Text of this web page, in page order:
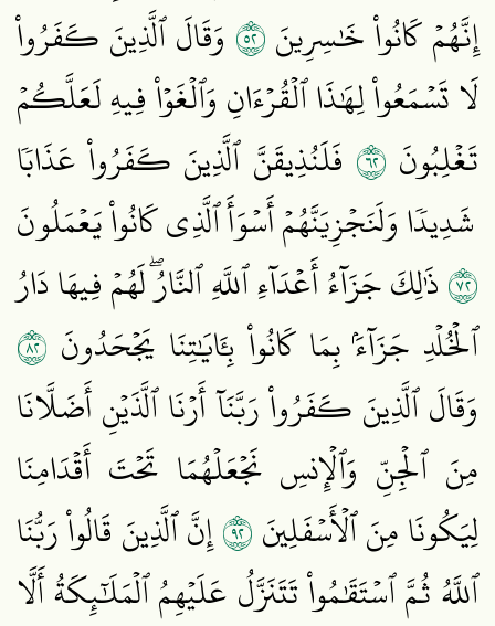
إِنَّهُمۡ كَانُواْ خَٰسِرِينَ٢٥ وَقَالَ ٱلَّذِينَ كَفَرُواْ
لَا تَسۡمَعُواْ لِهَٰذَا ٱلۡقُرۡءَانِ وَٱلۡغَوۡاْ فِيهِ لَعَلَّكُمۡ
تَغۡلِبُونَ ٢٦ فَلَنُذِيقَنَّ ٱلَّذِينَ كَفَرُواْ عَذَابٗا
شَدِيدٗا وَلَنَجۡزِيَنَّهُمۡ أَسۡوَأَ ٱلَّذِي كَانُواْ يَعۡمَلُونَ
٢٧ذَٰلِكَ جَزَآءُ أَعۡدَآءِ ٱللَّهِ ٱلنَّارُۖ لَهُمۡ فِيهَا دَارُ
ٱلۡخُلۡدِ جَزَآءَۢ بِمَا كَانُواْ بِـَٔايَٰتِنَا يَجۡحَدُونَ ٢٨
وَقَالَ ٱلَّذِينَ كَفَرُواْ رَبَّنَآ أَرۡنَا ٱلَّذَيۡنِ أَضَلَّانَا
مِنَ ٱلۡجِنِّ وَٱلۡإِنسِ نَجۡعَلۡهُمَا تَحۡتَ أَقۡدَامِنَا
لِيَكُونَا مِنَ ٱلۡأَسۡفَلِينَ٢٩إِنَّ ٱلَّذِينَ قَالُواْ رَبُّنَا
ٱللَّهُ ثُمَّ ٱسۡتَقَٰمُواْ تَتَنَزَّلُ عَلَيۡهِمُ ٱلۡمَلَٰٓئِكَةُ أَلَّا